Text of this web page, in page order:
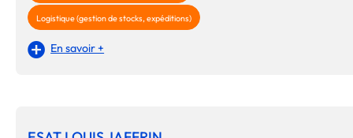
Logistique (gestion de stocks, expéditions)
En savoir +